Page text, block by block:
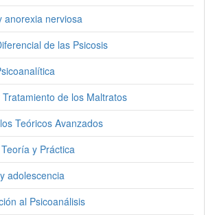
anorexia nerviosa
de las Psicosis
de los Maltratos
Teóricos Avanzados
y Práctica
adolescencia
al Psicoanálisis